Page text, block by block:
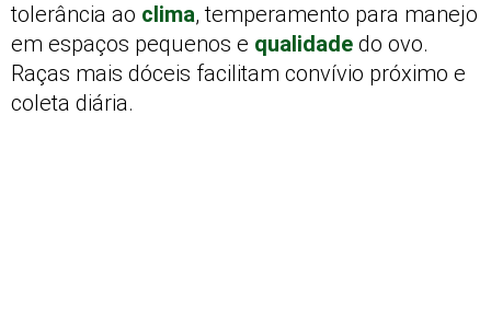
tolerância ao clima, temperamento para manejo
em espaços pequenos e qualidade do ovo.
Raças mais dóceis facilitam convívio próximo e
coleta diária.